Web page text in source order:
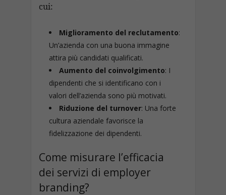
cui:
Miglioramento del reclutamento:
Un’azienda con una buona immagine
attira più candidati qualificati.
Aumento del coinvolgimento: I
dipendenti che si identificano con i
valori dell’azienda sono più motivati.
Riduzione del turnover: Una forte
cultura aziendale favorisce la
fidelizzazione dei dipendenti.
Come misurare l’efficacia
dei servizi di employer
branding?